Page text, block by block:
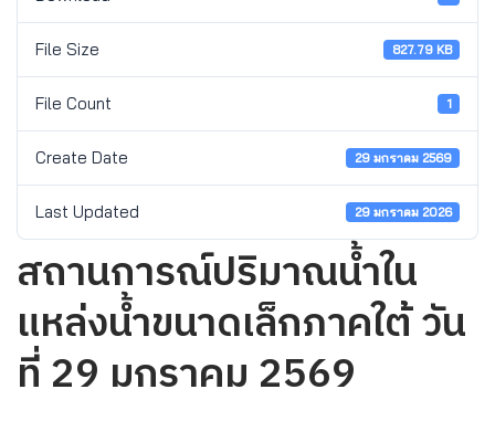
File Size 827.79 KB
File Count 1
Create Date 29 มกราคม 2569
Last Updated 29 มกราคม 2026
สถานการณ์ปริมาณน้ำใน
แหล่งน้ำขนาดเล็กภาคใต้ วัน
ที่ 29 มกราคม 2569